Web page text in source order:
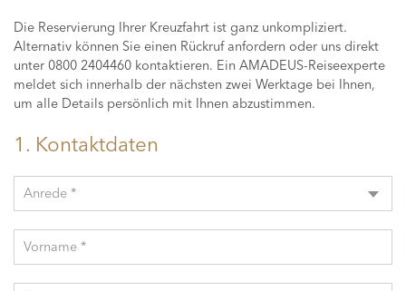
Die Reservierung Ihrer Kreuzfahrt ist ganz unkompliziert.
Alternativ können Sie einen Rückruf anfordern oder uns direkt
unter 0800 2404460 kontaktieren. Ein AMADEUS-Reiseexperte
meldet sich innerhalb der nächsten zwei Werktage bei Ihnen,
um alle Details persönlich mit Ihnen abzustimmen.
1. Kontaktdaten
Anrede *
Vorname *